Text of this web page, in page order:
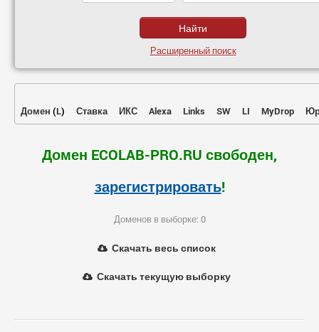
Расширенный поиск
Домен (L) Ставка ИКС Alexa Links SW LI MyDrop
Домен ECOLAB-PRO.RU свободен,
зарегистрировать!
Доменов в выборке: 0
Скачать весь список
Скачать текущую выборку